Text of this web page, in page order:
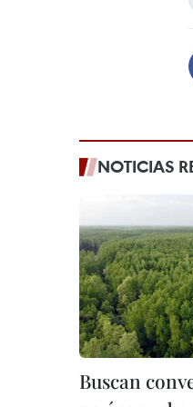
NOTICIAS
Buscan